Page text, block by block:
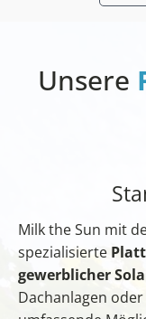
Unsere
Milk the Sun mit
spezialisierte
gewerblicher
Dachanlagen